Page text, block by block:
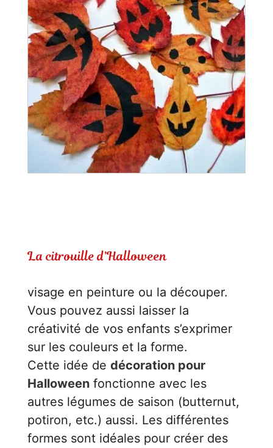
La citrouille d’Halloween
visage en peinture ou la découper.
Vous pouvez aussi laisser la
créativité de vos enfants s’exprimer
sur les couleurs et la forme.
Cette idée de décoration pour
Halloweenfonctionne avec les
autres légumes de saison (butternut,
potiron, etc.) aussi. Les différentes
formes sont idéales pour créer des
ORIGAMI 3D
DÉCORATIONS
FAMILLE & ENFANTS
PAPETERIE
IDÉES CADEAUX